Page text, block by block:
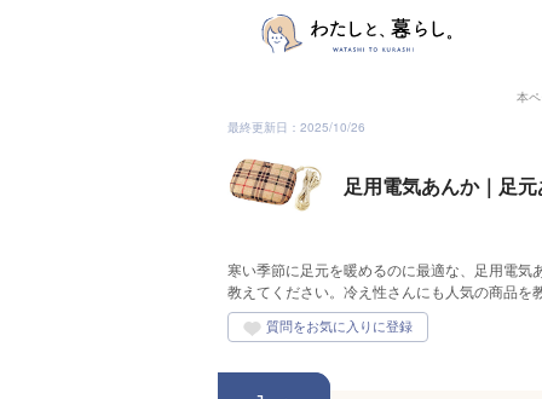
本
最終更新日：2025/10/26
足用電気あんか｜足
寒い季節に足元を暖めるのに最適な、足用電
教えてください。冷え性さんにも人気の商品を